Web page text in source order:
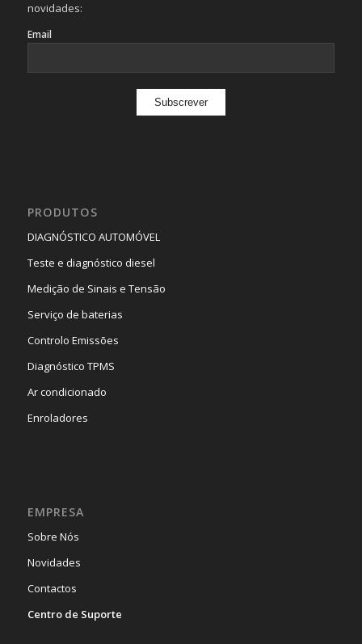
novidades:
Email
PRODUTOS
DIAGNÓSTICO AUTOMÓVEL
Teste e diagnóstico diesel
Medição de Sinais e Tensão
Serviço de baterias
Controlo Emissões
Diagnóstico TPMS
Ar condicionado
Enroladores
EMPRESA
Sobre Nós
Novidades
Contactos
Centro de Suporte